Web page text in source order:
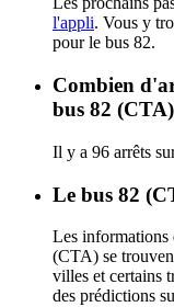
l'appli. Vous y
pour le bus 82.
Combien
bus 82
Il y a 96 arrêts
Le bus 82
Les informations
(CTA) se
villes et certains
des prédictions